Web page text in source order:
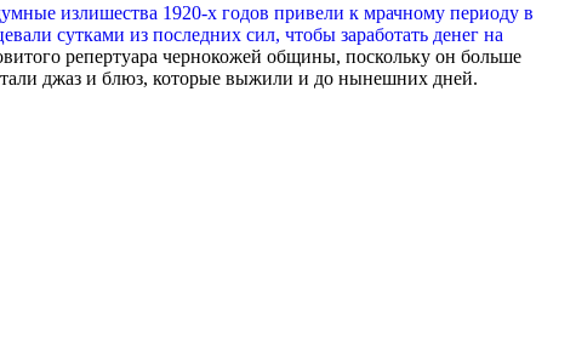
излишества 1920-х годов привели к мрачному периоду в
сутками из последних сил, чтобы заработать денег на
репертуара чернокожей общины, поскольку он больше
джаз и блюз, которые выжили и до нынешних дней.